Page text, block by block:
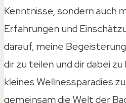
Kenntnisse, sondern auch
Erfahrungen und
darauf, meine
dir zu teilen und dir dabei
kleines Wellnessparadies
gemeinsam die Welt der